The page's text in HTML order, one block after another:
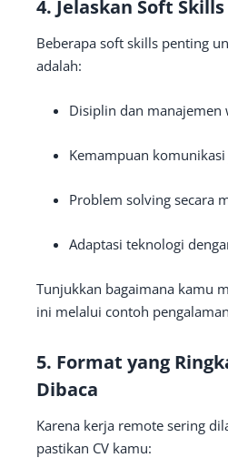
4. Jelaskan Soft Skills
Beberapa soft skills penting
adalah:
Disiplin dan manajemen
Kemampuan
Problem solving secara
Adaptasi teknologi
Tunjukkan bagaimana kamu
ini melalui contoh
5. Format yang
Dibaca
Karena kerja remote sering
pastikan CV kamu: